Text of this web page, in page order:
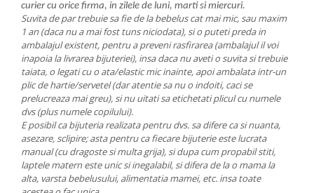
curier cu orice firma, in zilele de luni, marti si miercuri.
Suvita de par trebuie sa fie de la bebelus cat mai mic, sau maxim
1 an (daca nu a mai fost tuns niciodata), si o puteti preda in
ambalajul existent, pentru a preveni rasfirarea (ambalajul il voi
inapoia la livrarea bijuteriei), insa daca nu aveti o suvita si trebuie
taiata, o legati cu o ata/elastic mic inainte, apoi ambalata intr-un
plic de hartie/servetel (dar atentie sa nu o indoiti, caci se
prelucreaza mai greu), si nu uitati sa etichetati plicul cu numele
dvs (plus numele copilului).
E posibil ca bijuteria realizata pentru dvs. sa difere ca si nuanta,
asezare, sclipire; asta pentru ca fiecare bijuterie este lucrata
manual (cu dragoste si multa grija), si dupa cum propabil stiti,
laptele matern este unic si inegalabil, si difera de la o mama la
alta, varsta bebelusului, alimentatia mamei, etc. insa toate